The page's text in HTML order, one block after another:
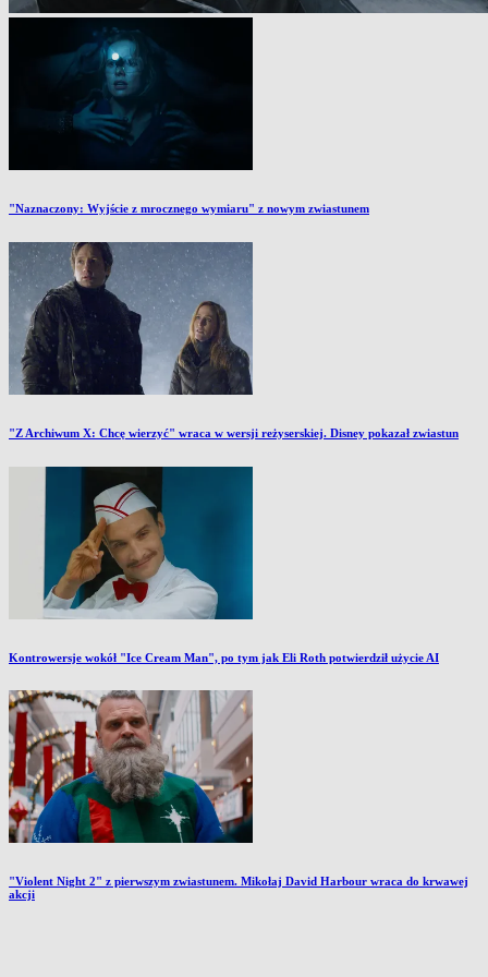
"Naznaczony: Wyjście z mrocznego wymiaru" z nowym zwiastunem
"Z Archiwum X: Chcę wierzyć" wraca w wersji reżyserskiej. Disney pokazał zwiastun
Kontrowersje wokół "Ice Cream Man", po tym jak Eli Roth potwierdził użycie AI
"Violent Night 2" z pierwszym zwiastunem. Mikołaj David Harbour wraca do krwawej
akcji